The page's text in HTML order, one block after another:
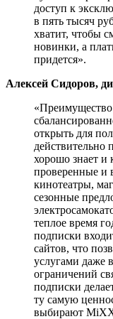
доступ к
в пять тысяч
хватит, чтобы
новинки, а
придется».
Алексей Сидоров,
открыть для
действительно
хорошо знает и
проверенные и
кинотеатры,
сезонные
теплое время
подписки
сайтов, что
услугами даже
ограничений
подписки
ту самую
выбирают